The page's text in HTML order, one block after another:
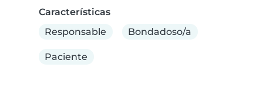
Características
Responsable
Bondadoso/a
Paciente